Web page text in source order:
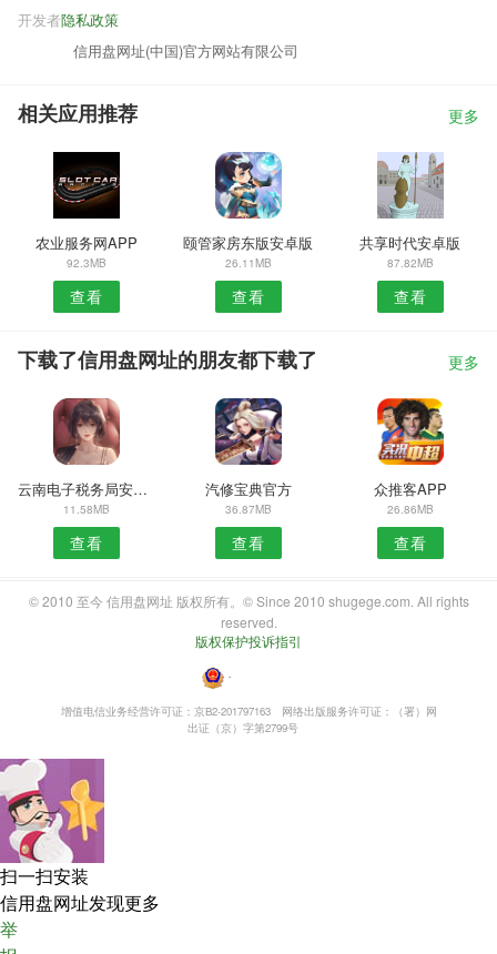
隐私政策
开发者
信用盘网址(中国)官方网站有限公司
相关应用推荐 更多
农业服务网APP
92.3MB
查看
颐管家房东版安卓版
26.11MB
查看
共享时代安卓版
87.82MB
查看
下载了信用盘网址的朋友都下载了 更多
云南电子税务局安卓版
11.58MB
查看
汽修宝典官方
36.87MB
查看
众推客APP
26.86MB
查看
© 2010 至今 信用盘网址 版权所有。© Since 2010 shugege.com. All rights
reserved.
版权保护投诉指引
・
增值电信业务经营许可证：京B2-201797163
网络出版服务许可证：（署）网
出证（京）字第2799号
扫一扫安装
信用盘网址发现更多
举